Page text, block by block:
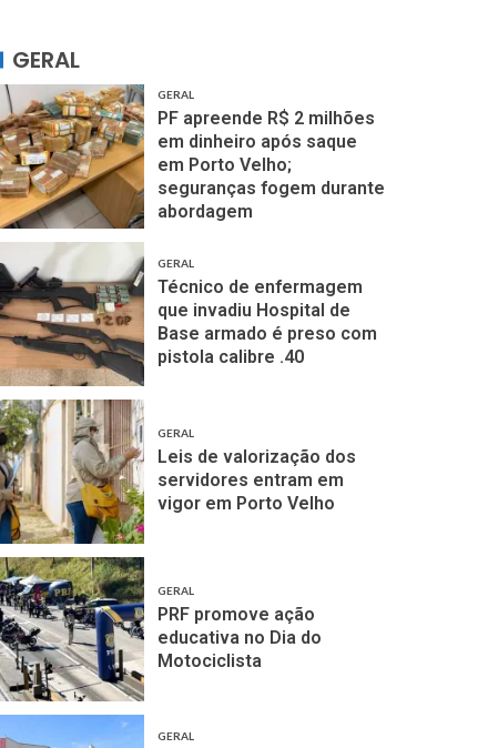
GERAL
GERAL
PF apreende R$ 2 milhões
em dinheiro após saque
em Porto Velho;
seguranças fogem durante
abordagem
GERAL
Técnico de enfermagem
que invadiu Hospital de
Base armado é preso com
pistola calibre .40
GERAL
Leis de valorização dos
servidores entram em
vigor em Porto Velho
GERAL
PRF promove ação
educativa no Dia do
Motociclista
GERAL